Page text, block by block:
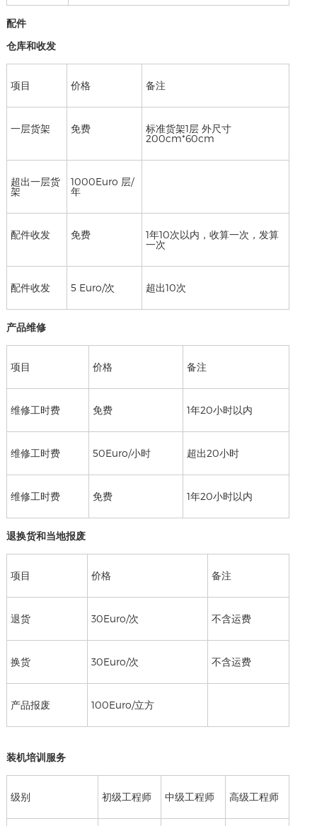
配件
仓库和收发
项目 价格 备注
一层货架 免费
标准货架1层 外尺寸
200cm*60cm
超出一层货
架
1000Euro 层/
年
配件收发 免费
1年10次以内，收算一次，发算
一次
配件收发 5 Euro/次 超出10次
产品维修
项目 价格 备注
维修工时费 免费 1年20小时以内
维修工时费 50Euro/小时 超出20小时
维修工时费 免费 1年20小时以内
退换货和当地报废
项目 价格 备注
退货 30Euro/次 不含运费
换货 30Euro/次 不含运费
产品报废 100Euro/立方
装机培训服务
级别 初级工程师 中级工程师 高级工程师